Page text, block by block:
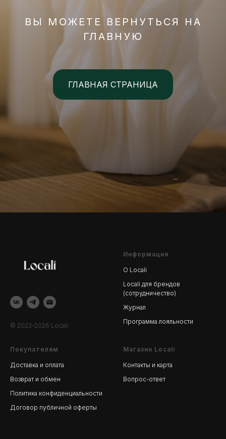
ВЫ МОЖЕТЕ ВЕРНУТЬСЯ НА
ГЛАВНУЮ
ГЛАВНАЯ СТРАНИЦА
© 2023-2026 Locali
Информация
О Locali
Locali для брендов
(сотрудничество)
Журнал
Программа лояльности
Покупателям
Доставка и оплата
Возврат и обмен
Политика конфиденциальности
Договор публичной оферты
Магазин Locali
Контакты и карта
Вопрос-ответ